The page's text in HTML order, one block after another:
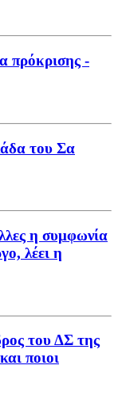
πρόκρισης -
του Σα
η συμφωνία
λέει η
του ΔΣ της
ποιοι